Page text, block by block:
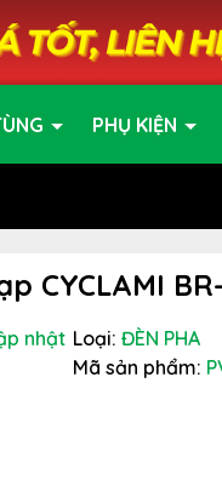
PHỤ KIỆN
CYCLAMI
nhật Loại: ĐÈN PHA
Mã sản phẩm: